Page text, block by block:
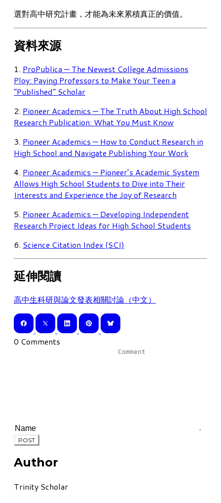
選對高中研究計畫，才能為未來累積真正的價值。
資料來源
1. ProPublica — The Newest College Admissions
Ploy: Paying Professors to Make Your Teen a
“Published” Scholar
2. Pioneer Academics — The Truth About High School
Research Publication: What You Must Know
3. Pioneer Academics — How to Conduct Research in
High School and Navigate Publishing Your Work
4. Pioneer Academics — Pioneer’s Academic System
Allows High School Students to Dive into Their
Interests and Experience the Joy of Research
5. Pioneer Academics — Developing Independent
Research Project Ideas for High School Students
6. Science Citation Index (SCI)
延伸閱讀
高中生科研與論文發表相關討論（中文）
0 Comments
POST
Author
Trinity Scholar